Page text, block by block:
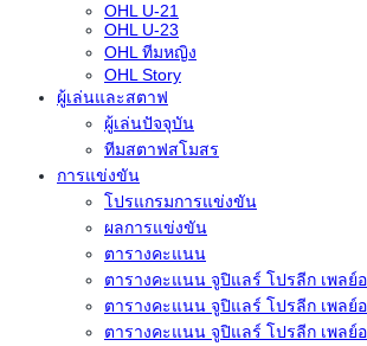
OHL U-21
OHL U-23
OHL ทีมหญิง
OHL Story
ผู้เล่นและสตาฟ
ผู้เล่นปัจจุบัน
ทีมสตาฟสโมสร
การแข่งขัน
โปรแกรมการแข่งขัน
ผลการแข่งขัน
ตารางคะแนน
ตารางคะแนน จูปิแลร์ โปรลีก เพลย์
ตารางคะแนน จูปิแลร์ โปรลีก เพลย์
ตารางคะแนน จูปิแลร์ โปรลีก เพลย์